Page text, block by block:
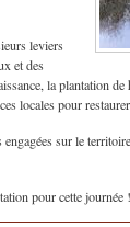
leviers
et des
la plantation
locales pour
sur le
pour cette journée !